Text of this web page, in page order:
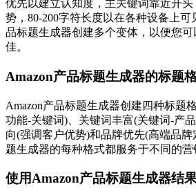
优先以建立认知度，主关键词靠近开
势，80-200字符长度以在各种设备上可
品标题生成器创建多个变体，以便您
佳。
Amazon产品标题生成器的标题
Amazon产品标题生成器创建四种标题
功能-关键词)、关键词丰富(关键词-产
向(强调客户优势)和品牌优先(高端品牌
题生成器的每种格式都服务于不同的营
使用Amazon产品标题生成器结